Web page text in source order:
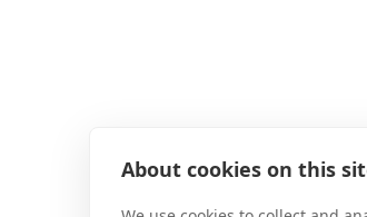
About cookies on this